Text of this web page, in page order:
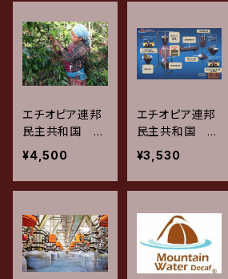
0×2) 300g
エチオピア連邦
民主共和国 G
uji Shakiso ta
de GG Mounta
in Water Proc
ル (150×2) 3
00g
¥4,500
エチオピア連邦
民主共和国 Si
damo G4 Mou
ntain Water Pr
ocess / ナチュ
300g / Liquid
Co2 Extract M
ethod (150×
2) 300g
¥3,530